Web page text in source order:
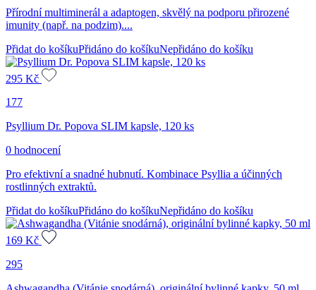
Přírodní multiminerál a adaptogen, skvělý na podporu přirozené
imunity (např. na podzim)....
Přidat do košíkuPřidáno do košíkuNepřidáno do košíku
295 Kč
177
Psyllium Dr. Popova SLIM kapsle, 120 ks
0 hodnocení
Pro efektivní a snadné hubnutí. Kombinace Psyllia a účinných
rostlinných extraktů.
Přidat do košíkuPřidáno do košíkuNepřidáno do košíku
169 Kč
295